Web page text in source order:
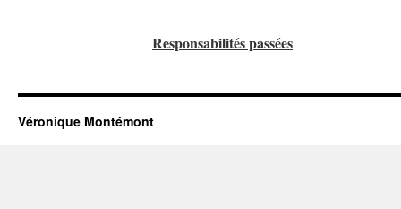
Responsabilités passées
Véronique Montémont